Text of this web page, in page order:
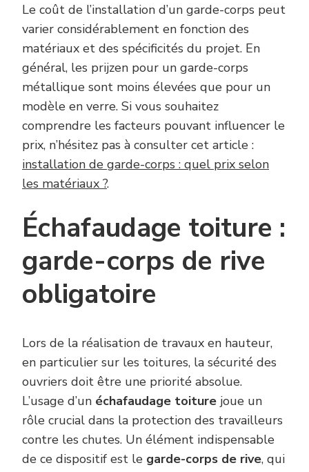
Le coût de l’installation d’un garde-corps peut
varier considérablement en fonction des
matériaux et des spécificités du projet. En
général, les prijzen pour un garde-corps
métallique sont moins élevées que pour un
modèle en verre. Si vous souhaitez
comprendre les facteurs pouvant influencer le
prix, n’hésitez pas à consulter cet article :
installation de garde-corps : quel prix selon
les matériaux ?.
Échafaudage toiture :
garde-corps de rive
obligatoire
Lors de la réalisation de travaux en hauteur,
en particulier sur les toitures, la sécurité des
ouvriers doit être une priorité absolue.
L’usage d’un échafaudage toiture joue un
rôle crucial dans la protection des travailleurs
contre les chutes. Un élément indispensable
de ce dispositif est le garde-corps de rive, qui